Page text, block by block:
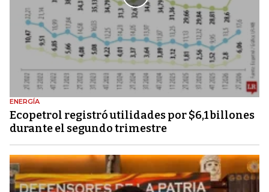
ENERGÍA
Ecopetrol registró utilidades por $6,1 billones
durante el segundo trimestre